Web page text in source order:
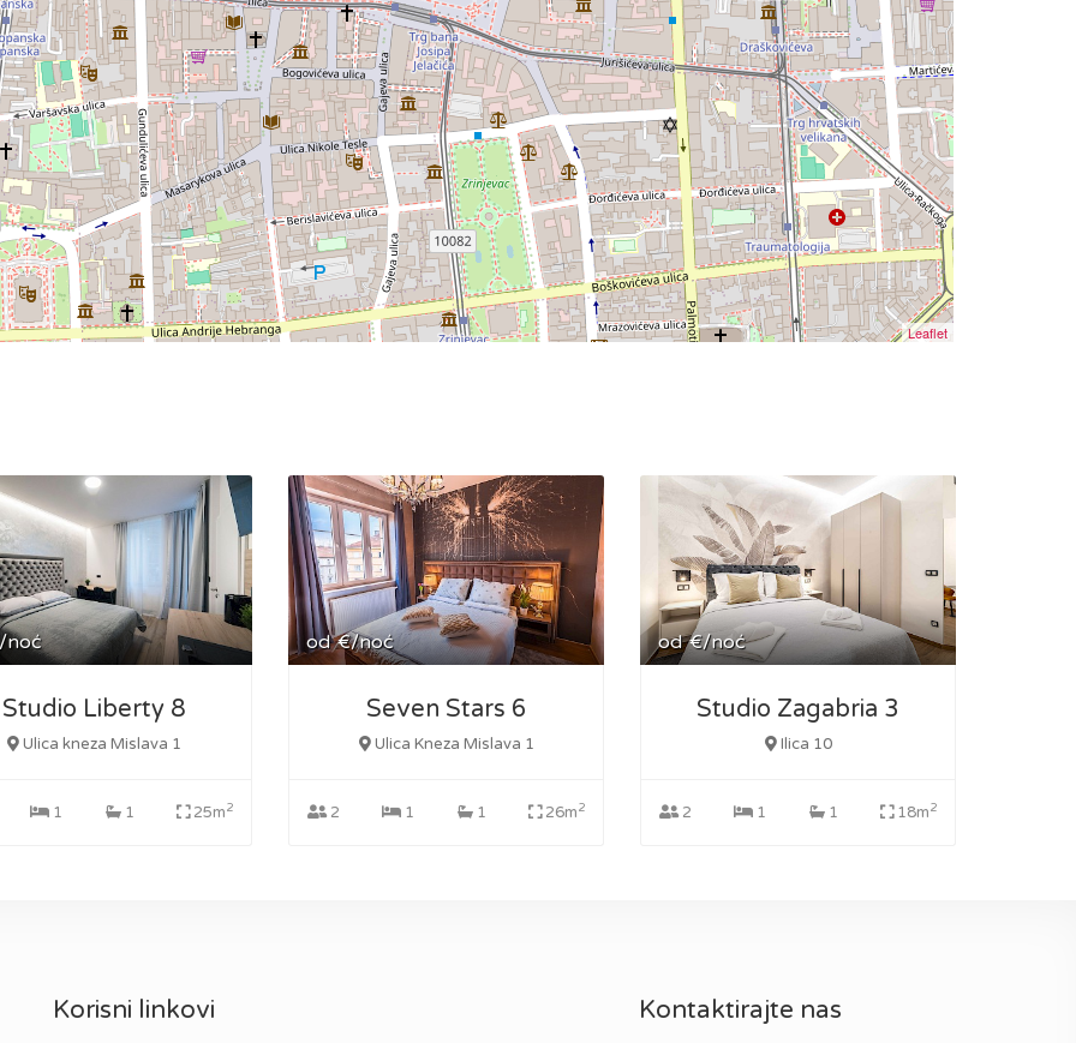
Leaflet
noć
Studio Liberty 8
Ulica kneza Mislava 1
1 1 25m2
od €/noć
Seven Stars 6
Ulica Kneza Mislava 1
2 1 1 26m2
od €/noć
Studio Zagabria 3
Ilica 10
2 1 1 18m2
Korisni linkovi Kontaktirajte nas